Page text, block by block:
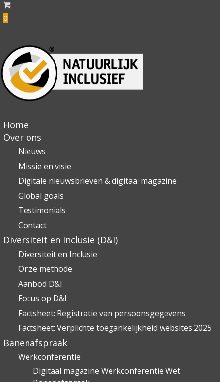
0
Home
Over ons
Nieuws
Missie en visie
Digitale nieuwsbrieven & digitaal magazine
Global goals
Testimonials
Contact
Diversiteit en Inclusie (D&I)
Diversiteit en Inclusie
Onze methode
Aanbod D&I
Focus op D&I
Factsheet: Registratie van persoonsgegevens
Factsheet: Verplichte toegankelijkheid websites 2025
Banenafspraak
Werkconferentie
Digitaal magazine Werkconferentie Wet